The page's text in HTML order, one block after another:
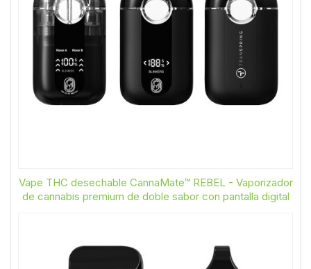
Vape THC desechable CannaMate™ REBEL - Vaporizador
de cannabis premium de doble sabor con pantalla digital